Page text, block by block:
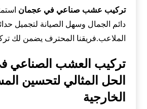
تركيب عشب صناعي في عجمان
دائم الجمال وسهل الصيانة لتجميل
الملاعب.فريقنا المحترف يضمن لك
تركيب العشب الصناعي
الحل المثالي لتحسين
الخارجية